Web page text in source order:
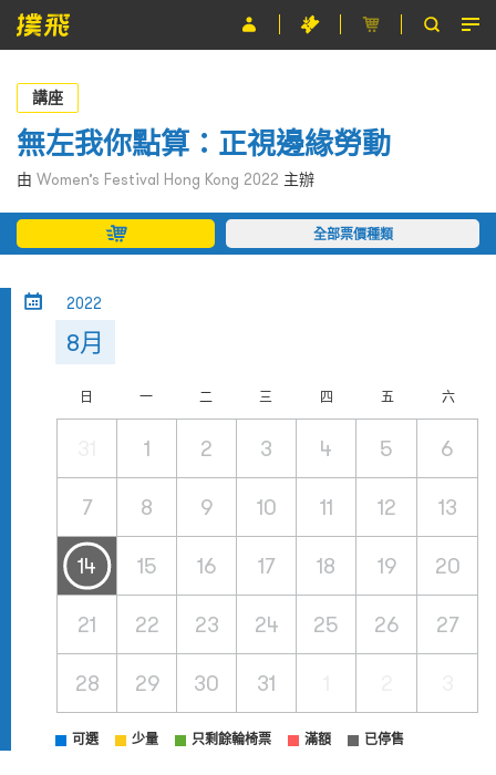
節目
主辦單位
關於撲飛
條款及細則
講座
無左我你點算：正視邊緣勞動
由 Women’s Festival Hong Kong 2022 主辦
全部票價種類
2022
8月
日 一 二 三 四 五 六
1 2 3 4 5 6
7 8 9 10 11 12 13
14 15 16 17 18 19 20
21 22 23 24 25 26 27
28 29 30 31
可選 少量 只剩餘輪椅票 滿額 已停售